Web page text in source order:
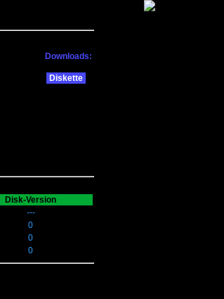
Downloads:
Diskette
Disk-Version
---
0
0
0